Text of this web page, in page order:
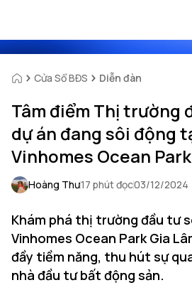
Cửa Sổ BĐS Diễn đàn
Tâm điểm Thị trường
dự án đang sôi động
Vinhomes Ocean
Hoàng Thư17 phút đọc03/12/2024
Khám phá thị trường đầu tư
Vinhomes Ocean Park Gia
đầy tiềm năng, thu hút sự
nhà đầu tư bất động sản.